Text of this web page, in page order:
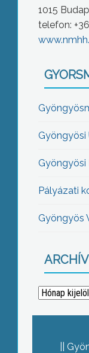
1015
telefon:
Gyöngyösi
Gyöngyösi
Pályázati
Gyöngyös
Archívum